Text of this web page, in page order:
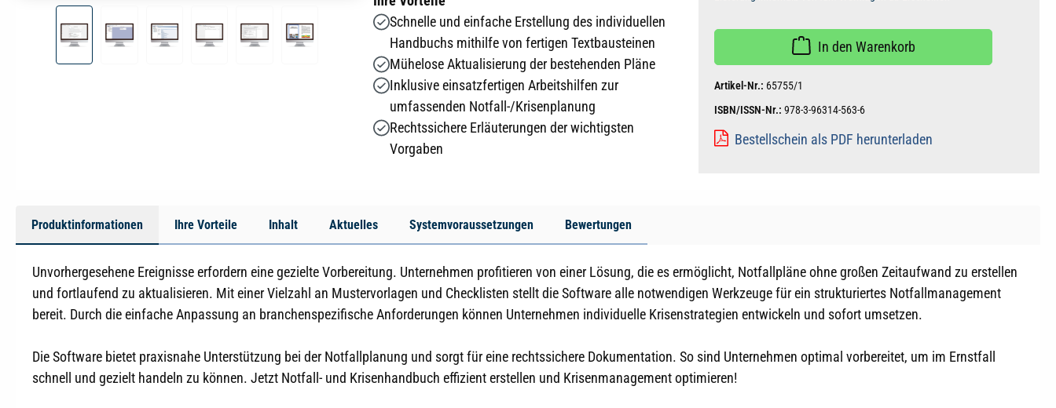
Schnelle und einfache Erstellung des individuellen
Handbuchs mithilfe von fertigen Textbausteinen
Mühelose Aktualisierung der bestehenden Pläne
Inklusive einsatzfertigen Arbeitshilfen zur
umfassenden Notfall-/Krisenplanung
Rechtssichere Erläuterungen der wichtigsten
Vorgaben
In den Warenkorb
Artikel-Nr.: 65755/1
ISBN/ISSN-Nr.: 978-3-96314-563-6
Bestellschein als PDF herunterladen
Produktinformationen Ihre Vorteile Inhalt Aktuelles Systemvoraussetzungen Bewertungen
Unvorhergesehene Ereignisse erfordern eine gezielte Vorbereitung. Unternehmen profitieren von einer Lösung, die es ermöglicht, Notfallpläne ohne großen Zeitaufwand zu erstellen
und fortlaufend zu aktualisieren. Mit einer Vielzahl an Mustervorlagen und Checklisten stellt die Software alle notwendigen Werkzeuge für ein strukturiertes Notfallmanagement
bereit. Durch die einfache Anpassung an branchenspezifische Anforderungen können Unternehmen individuelle Krisenstrategien entwickeln und sofort umsetzen.
Die Software bietet praxisnahe Unterstützung bei der Notfallplanung und sorgt für eine rechtssichere Dokumentation. So sind Unternehmen optimal vorbereitet, um im Ernstfall
schnell und gezielt handeln zu können. Jetzt Notfall- und Krisenhandbuch effizient erstellen und Krisenmanagement optimieren!